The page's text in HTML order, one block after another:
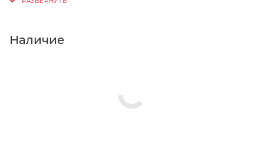
Нажмите кнопку «Оформить заказ».
Наличие